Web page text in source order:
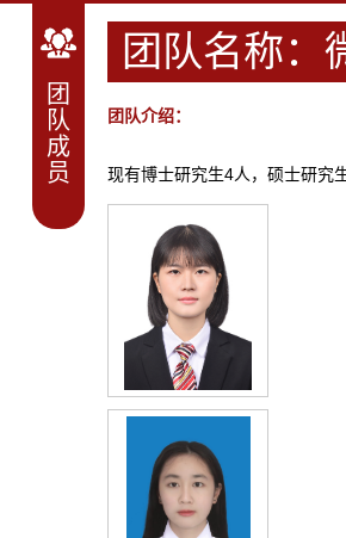
团
队
成
员
团队名称：
团队介绍：
现有博士研究生4人，硕士研究
张顺辉（24级博士）